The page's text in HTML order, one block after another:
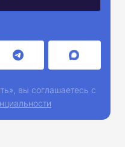
вы соглашаетесь с